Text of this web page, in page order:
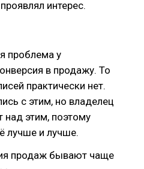
интерес.
проблема у
в продажу. То
практически нет.
с этим, но владелец
над этим, поэтому
лучше и лучше.
продаж бывают чаще